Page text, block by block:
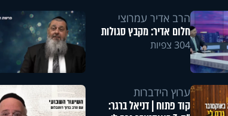
הרב אדיר עמרוצי
חלום אדיר: מקבץ סגולות
304 צפיות
ערוץ הידברות
קוד פתוח | דניאל ברגר: